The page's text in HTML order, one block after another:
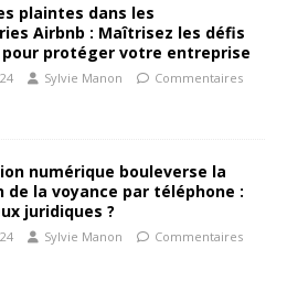
plaintes dans les
Airbnb : Maîtrisez les défis
protéger votre entreprise
Sylvie Manon
Commentaires
numérique bouleverse la
de la voyance par téléphone :
juridiques ?
Sylvie Manon
Commentaires